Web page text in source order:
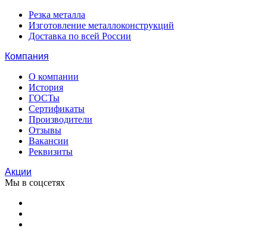
Резка металла
Изготовление металлоконструкций
Доставка по всей России
Компания
О компании
История
ГОСТы
Сертификаты
Производители
Отзывы
Вакансии
Реквизиты
Акции
Мы в соцсетях